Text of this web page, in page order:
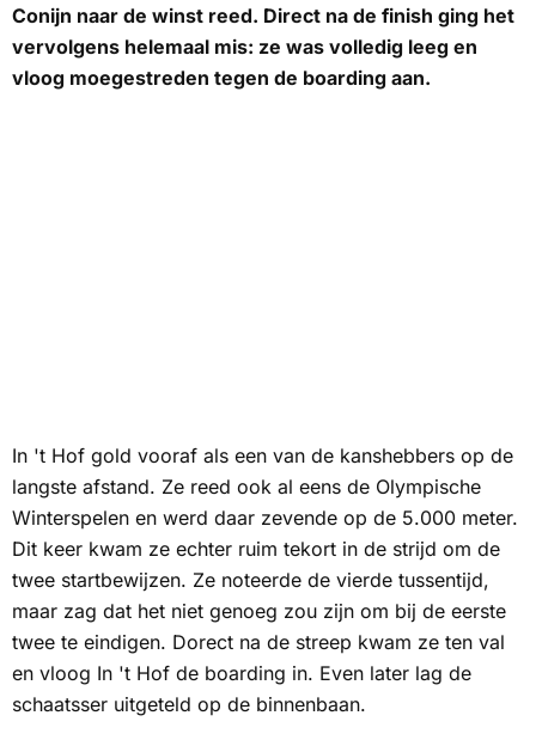
Conijn naar de winst reed. Direct na de finish ging het
vervolgens helemaal mis: ze was volledig leeg en
vloog moegestreden tegen de boarding aan.
In 't Hof gold vooraf als een van de kanshebbers op de
langste afstand. Ze reed ook al eens de Olympische
Winterspelen en werd daar zevende op de 5.000 meter.
Dit keer kwam ze echter ruim tekort in de strijd om de
twee startbewijzen. Ze noteerde de vierde tussentijd,
maar zag dat het niet genoeg zou zijn om bij de eerste
twee te eindigen. Dorect na de streep kwam ze ten val
en vloog In 't Hof de boarding in. Even later lag de
schaatsser uitgeteld op de binnenbaan.